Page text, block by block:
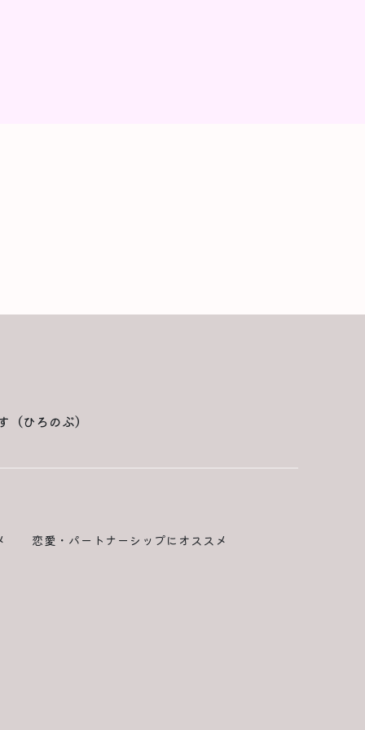
ひろのぶ）
恋愛・パートナーシップにオススメ